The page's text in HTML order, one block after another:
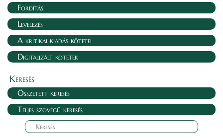
Fordítás
Levelezés
A kritikai kiadás kötetei
Digitalizált kötetek
Keresés
Összetett keresés
Teljes szövegű keresés